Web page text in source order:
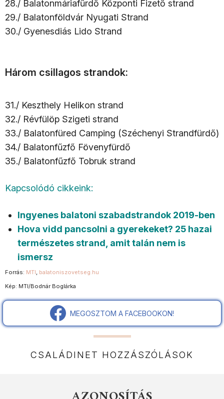
28./ Balatonmáriafűrdő Központi Fizető strand
29./ Balatonföldvár Nyugati Strand
30./ Gyenesdiás Lido Strand
Három csillagos strandok:
31./ Keszthely Helikon strand
32./ Révfülöp Szigeti strand
33./ Balatonfüred Camping (Széchenyi Strandfürdő)
34./ Balatonfűzfő Fövenyfürdő
35./ Balatonfűzfő Tobruk strand
Kapcsolódó cikkeink:
Ingyenes balatoni szabadstrandok 2019-ben
Hova vidd pancsolni a gyerekeket? 25 hazai
természetes strand, amit talán nem is
ismersz
Forrás: MTI, balatoniszovetseg.hu
Kép: MTI/Bodnár Boglárka
MEGOSZTOM A FACEBOOKON!
CSALÁDINET HOZZÁSZÓLÁSOK